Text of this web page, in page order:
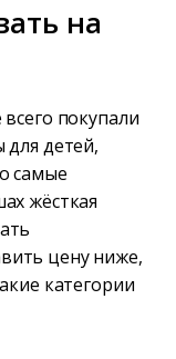
на
покупали
детей,
самые
жёсткая
цену ниже,
категории